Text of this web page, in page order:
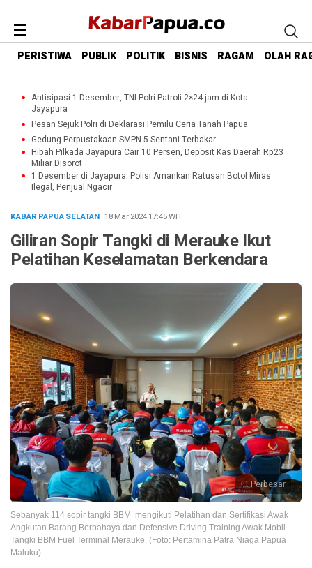
PERISTIWA PUBLIK POLITIK BISNIS RAGAM OLAH
Antisipasi 1 Desember, TNI Polri Patroli 2×24 jam di Kota
Jayapura
Pesan Sejuk Polri di Deklarasi Pemilu Ceria Tanah Papua
Gedung Perpustakaan SMPN 5 Sentani Terbakar
Hibah Pilkada Jayapura Cair 10 Persen, Deposit Kas Daerah Rp23
Miliar Disorot
1 Desember di Jayapura: Polisi Amankan Ratusan Botol Miras
Ilegal, Penjual Ngacir
KABAR PAPUA SELATAN· 18 Mar 202417:45WIT
Giliran Sopir Tangki di Merauke Ikut
Pelatihan Keselamatan Berkendara
Perbesar
Sebanyak 114 sopir tangki BBM mengikuti Pelatihan dan Sertifikasi Awak
Angkutan Barang Berbahaya dan Defensive Driving Training Awak Mobil
Tangki BBM Fuel Terminal Merauke. (Foto: Pertamina Patra Niaga Papua
Maluku)